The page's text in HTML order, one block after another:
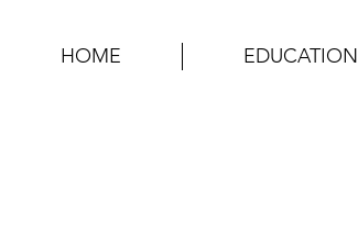
HOME EDUCATION